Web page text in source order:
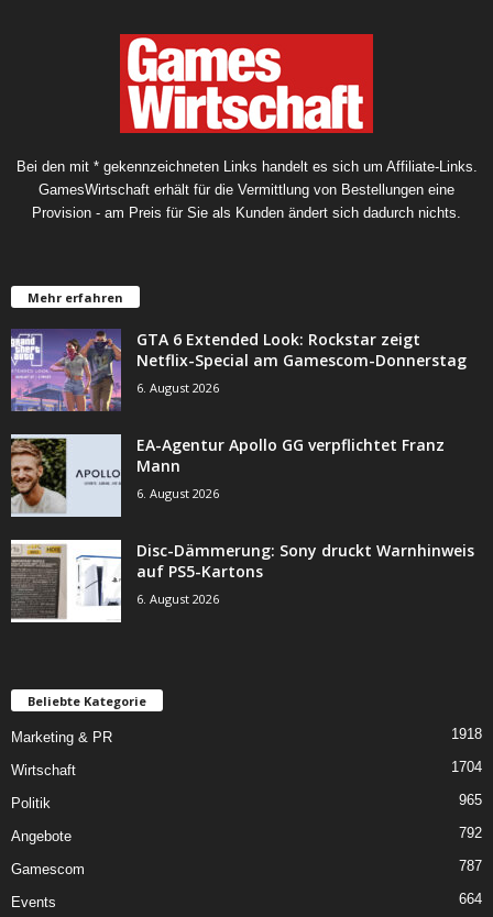
Bei den mit * gekennzeichneten Links handelt es sich um Affiliate-Links.
GamesWirtschaft erhält für die Vermittlung von Bestellungen eine
Provision - am Preis für Sie als Kunden ändert sich dadurch nichts.
Mehr erfahren
GTA 6 Extended Look: Rockstar zeigt
Netflix-Special am Gamescom-Donnerstag
6. August 2026
EA-Agentur Apollo GG verpflichtet Franz
Mann
6. August 2026
Disc-Dämmerung: Sony druckt Warnhinweis
auf PS5-Kartons
6. August 2026
Beliebte Kategorie
Marketing & PR 1918
Wirtschaft 1704
Politik 965
Angebote 792
Gamescom 787
Events 664